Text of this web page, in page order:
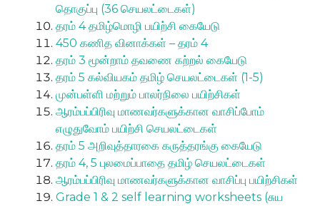
தொகுப்பு (36 செயலட்டைகள்)
தரம் 4 தமிழ்மொழி பயிற்சி கையேடு
450 கணித வினாக்கள் – தரம் 4
தரம் 3 மூன்றாம் தவணை கற்றல் கையேடு
தரம் 5 கல்வியகம் தமிழ் செயலட்டைகள் (1-5)
முன்பள்ளி மற்றும் பாலர்நிலை பயிற்சிகள்
ஆரம்பப்பிரிவு மாணவர்களுக்கான வாசிப்போம்
எழுதுவோம் பயிற்சி செயலட்டைகள்
தரம் 5 அறிவுத்தாரகை கருத்தரங்கு கையேடு
தரம் 4, 5 புலமைப்பாதை தமிழ் செயலட்டைகள்
ஆரம்பப்பிரிவு மாணவர்களுக்கான வாசிப்பு பயிற்சிகள்
Grade 1 & 2 self learning worksheets (சுய